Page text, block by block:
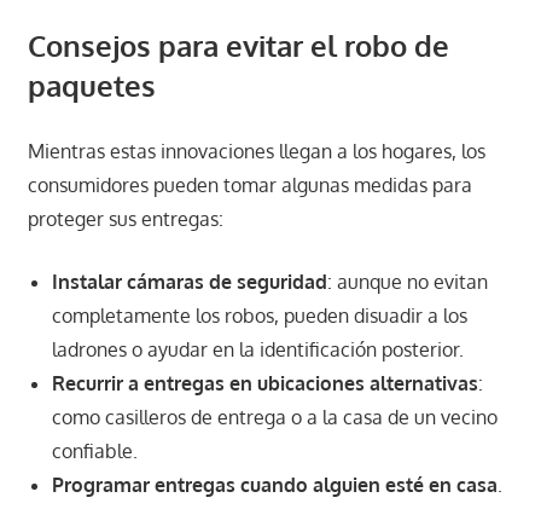
Consejos para evitar el robo de
paquetes
Mientras estas innovaciones llegan a los hogares, los
consumidores pueden tomar algunas medidas para
proteger sus entregas:
Instalar cámaras de seguridad: aunque no evitan
completamente los robos, pueden disuadir a los
ladrones o ayudar en la identificación posterior.
Recurrir a entregas en ubicaciones alternativas:
como casilleros de entrega o a la casa de un vecino
confiable.
Programar entregas cuando alguien esté en casa.